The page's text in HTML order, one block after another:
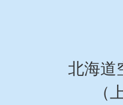
北海道
（